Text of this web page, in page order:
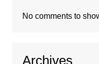
No comments to
Archives